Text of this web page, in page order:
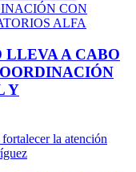
LLEVA A CABO
Y